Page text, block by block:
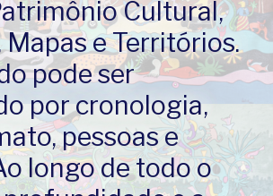
Cultural,
e Territórios.
pode ser
por cronologia,
pessoas e
longo de todo o